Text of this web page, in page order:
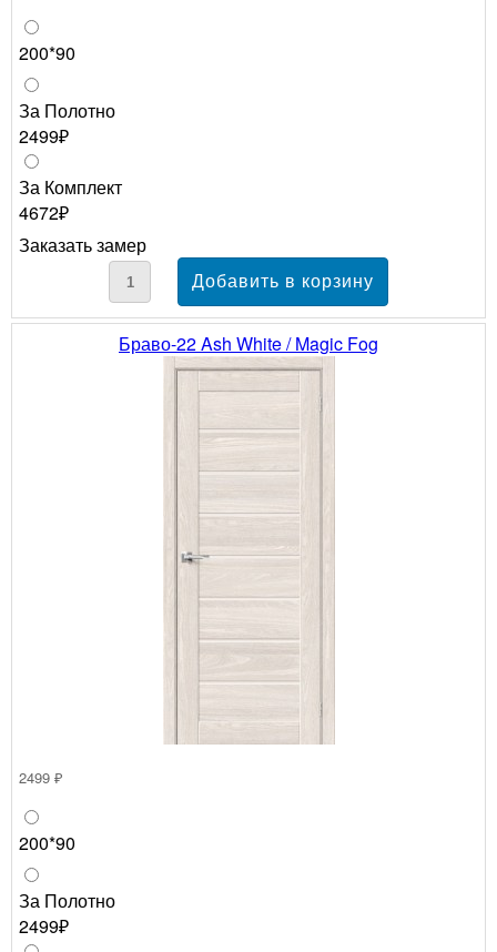
200*90
За Полотно
2499₽
За Комплект
4672₽
Заказать замер
Браво-22 Ash White / Magic Fog
2499 ₽
200*90
За Полотно
2499₽